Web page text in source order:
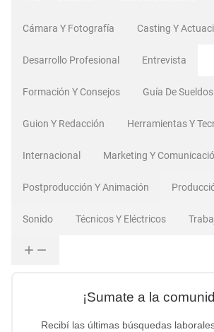
Cámara Y Fotografía Casting Y
Desarrollo Profesional Entrevista
Formación Y Consejos Guía De
Guion Y Redacción Herramientas Y
Internacional Marketing Y
Postproducción Y Animación
Sonido Técnicos Y Eléctricos
¡Sumate a la
Recibí las últimas búsquedas